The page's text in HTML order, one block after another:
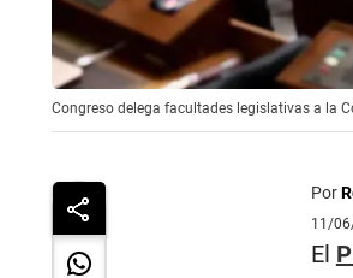
Congreso delega facultades legislativas a la
Por
11/
El